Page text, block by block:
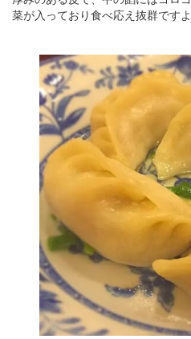
菜が入っており食べ応え抜群ですよ